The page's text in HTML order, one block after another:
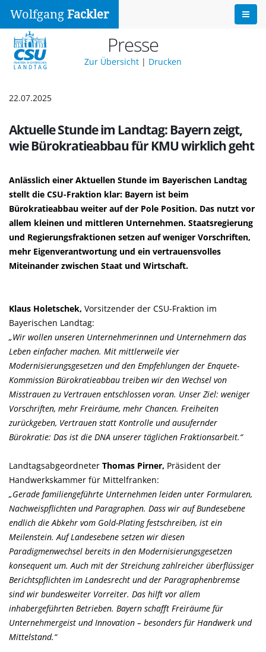
Wolfgang Fackler
Presse
Zur Übersicht | Drucken
22.07.2025
Aktuelle Stunde im Landtag: Bayern zeigt,
wie Bürokratieabbau für KMU wirklich geht
Anlässlich einer Aktuellen Stunde im Bayerischen Landtag
stellt die CSU-Fraktion klar: Bayern ist beim
Bürokratieabbau weiter auf der Pole Position. Das nutzt vor
allem kleinen und mittleren Unternehmen. Staatsregierung
und Regierungsfraktionen setzen auf weniger Vorschriften,
mehr Eigenverantwortung und ein vertrauensvolles
Miteinander zwischen Staat und Wirtschaft.
Klaus Holetschek, Vorsitzender der CSU-Fraktion im
Bayerischen Landtag:
Wir wollen unseren Unternehmerinnen und Unternehmern das
Leben einfacher machen. Mit mittlerweile vier
Modernisierungsgesetzen und den Empfehlungen der Enquete-
Kommission Bürokratieabbau treiben wir den Wechsel von
Misstrauen zu Vertrauen entschlossen voran. Unser Ziel: weniger
Vorschriften, mehr Freiräume, mehr Chancen. Freiheiten
zurückgeben, Vertrauen statt Kontrolle und ausufernder
Bürokratie: Das ist die DNA unserer täglichen Fraktionsarbeit.“
Landtagsabgeordneter Thomas Pirner, Präsident der
Handwerkskammer für Mittelfranken:
Gerade familiengeführte Unternehmen leiden unter Formularen,
Nachweispflichten und Paragraphen. Dass wir auf Bundesebene
endlich die Abkehr vom Gold-Plating festschreiben, ist ein
Meilenstein. Auf Landesebene setzen wir diesen
Paradigmenwechsel bereits in den Modernisierungsgesetzen
konsequent um. Auch mit der Streichung zahlreicher überflüssiger
Berichtspflichten im Landesrecht und der Paragraphenbremse
sind wir bundesweiter Vorreiter. Das hilft vor allem
inhabergeführten Betrieben. Bayern schafft Freiräume für
Unternehmergeist und Innovation – besonders für Handwerk und
Mittelstand.“